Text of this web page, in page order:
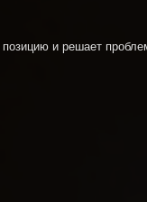
и решает